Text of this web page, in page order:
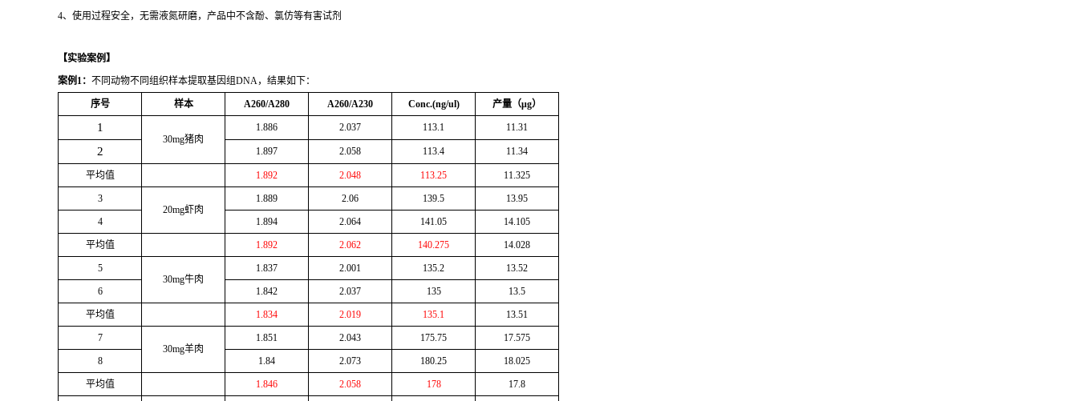
4、使用过程安全，无需液氮研磨，产品中不含酚、氯仿等有害试剂
【实验案例】
案例1： 不同动物不同组织样本提取基因组DNA，结果如下：
序号 样本 A260/A280 A260/A230 Conc.(ng/ul) 产量（μg）
1
30mg猪肉
1.886 2.037 113.1 11.31
2 1.897 2.058 113.4 11.34
平均值 1.892 2.048 113.25 11.325
3
20mg虾肉
1.889 2.06 139.5 13.95
4 1.894 2.064 141.05 14.105
平均值 1.892 2.062 140.275 14.028
5
30mg牛肉
1.837 2.001 135.2 13.52
6 1.842 2.037 135 13.5
平均值 1.834 2.019 135.1 13.51
7
30mg羊肉
1.851 2.043 175.75 17.575
8 1.84 2.073 180.25 18.025
平均值 1.846 2.058 178 17.8